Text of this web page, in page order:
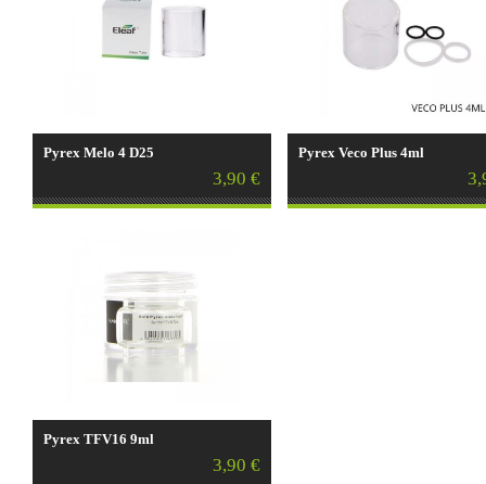
Pyrex Melo 4 D25
3,90 €
Pyrex Veco Plus 4ml
Pyrex TFV16 9ml
3,90 €